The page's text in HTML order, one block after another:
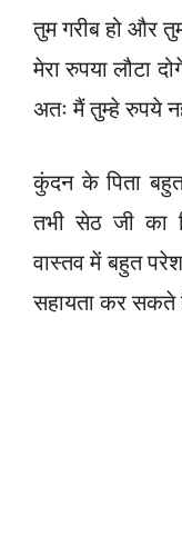
तुम गरीब हो और
मेरा रुपया लौटा
अतः मैं तुम्हे रुपये
कुंदन के पिता
तभी सेठ जी का
वास्तव में बहुत
सहायता कर सकते